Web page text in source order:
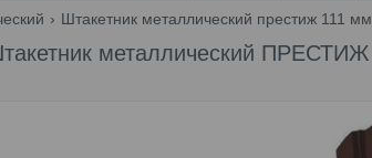
Штакетник металлический престиж 111
металлический